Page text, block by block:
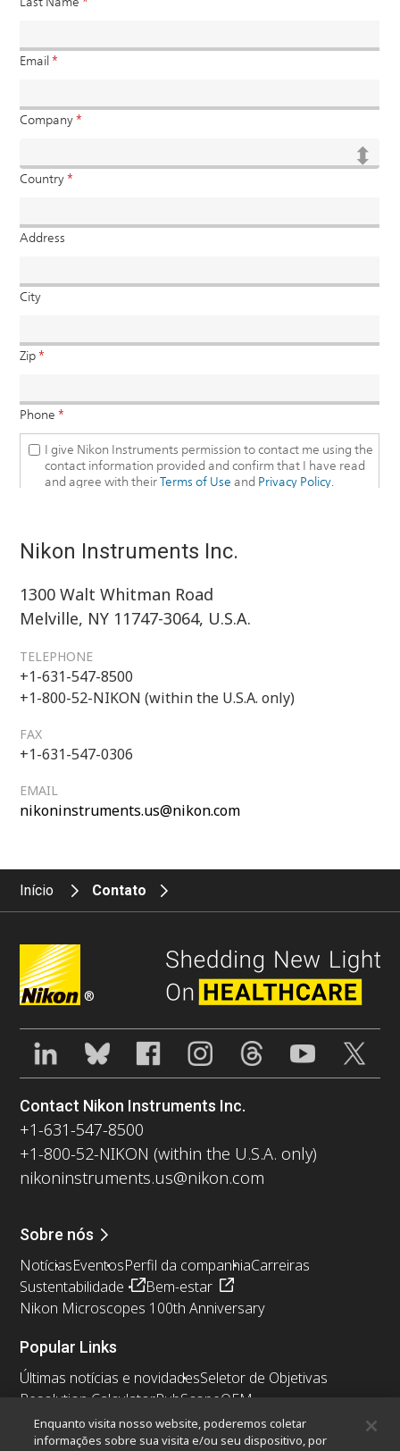
Nikon Instruments Inc.
1300 Walt Whitman Road
Melville, NY 11747-3064, U.S.A.
TELEPHONE
+1-631-547-8500
+1-800-52-NIKON (within the U.S.A. only)
FAX
+1-631-547-0306
EMAIL
nikoninstruments.us@nikon.com
Início Contato
®
Contact Nikon Instruments Inc.
+1-631-547-8500
+1-800-52-NIKON (within the U.S.A. only)
nikoninstruments.us@nikon.com
Sobre nós
NotíciasEventosPerfil da companhiaCarreiras
Sustentabilidade
Bem-estar
Nikon Microscopes 100th Anniversary
Popular Links
Últimas notícias e novidadesSeletor de Objetivas
Resolution CalculatorPubScopeOEM
Nikon Small World
MicroscopyU
Enquanto visita nosso website, poderemos coletar
informações sobre sua visita e/ou seu dispositivo, por